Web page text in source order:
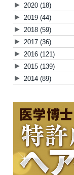
► 2020 (18)
► 2019 (44)
► 2018 (59)
► 2017 (36)
► 2016 (121)
► 2015 (139)
► 2014 (89)